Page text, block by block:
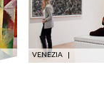
VENEZIA |